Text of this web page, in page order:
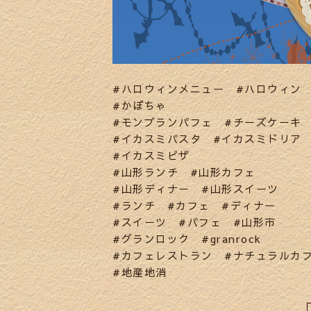
#ハロウィンメニュー #ハロウィン
#かぼちゃ
#モンブランパフェ #チーズケーキ
#イカスミパスタ #イカスミドリア
#イカスミピザ
#山形ランチ #山形カフェ
#山形ディナー #山形スイーツ
#ランチ #カフェ #ディナー
#スイーツ #パフェ #山形市
#グランロック #granrock
#カフェレストラン #ナチュラルカ
#地産地消